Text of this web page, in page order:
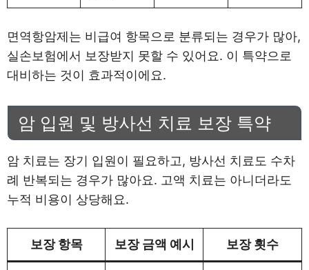
면역항암제는 비급여 항목으로 분류되는 경우가 많아,
실손보험에서 보장받지 못할 수 있어요. 이 특약으로
대비하는 것이 효과적이에요.
암 입원 및 방사선 치료 보장 특약
암 치료는 장기 입원이 필요하고, 방사선 치료도 수차
례 반복되는 경우가 많아요. 고액 치료는 아니더라도
누적 비용이 상당해요.
보장 항목 보장 금액 예시 보장 횟수